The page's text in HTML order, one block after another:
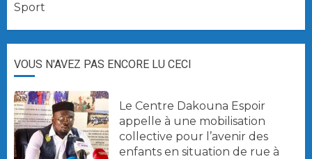
Sport
VOUS N'AVEZ PAS ENCORE LU CECI
Le Centre Dakouna Espoir
appelle à une mobilisation
collective pour l’avenir des
enfants en situation de rue à